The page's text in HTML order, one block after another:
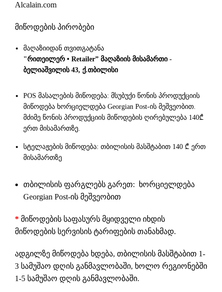
Alcalain.com
მიწოდების პირობები
მაღაზიიდან თვითგატანა
"რითეილერ • Retailer” მაღაზიის მისამართი -
ბელიაშვილის 43, ქ.თბილისი
POS მასალების მიწოდება: მსუბუქი წონის პროდუქციის
მიწოდება ხორციელდება Georgian Post-ის მეშვეობით.
მძიმე წონის პროდუქციის მიწოდების ღირებულება 140₾
ერთ მისამართზე.
სტელაჟების მიწოდება: თბილისის მასშტაბით 140 ₾ ერთ
მისამართზე
თბილისის ფარგლებს გარეთ: ხორციელდება
Georgian Post-ის მეშვეობით
* მიწოდების საფასურს მყიდველი იხდის
მიწოდების სერვისის ტარიფების თანახმად.
ადგილზე მიწოდება ხდება, თბილისის მასშტაბით 1-
3 სამუშაო დღის განმავლობაში, ხოლო რეგიონებში
1-5 სამუშაო დღის განმავლობაში.